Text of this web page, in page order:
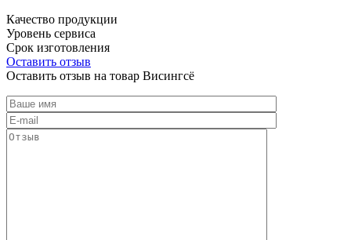
Качество продукции
Уровень сервиса
Срок изготовления
Оставить отзыв
Оставить отзыв на товар Висингсё